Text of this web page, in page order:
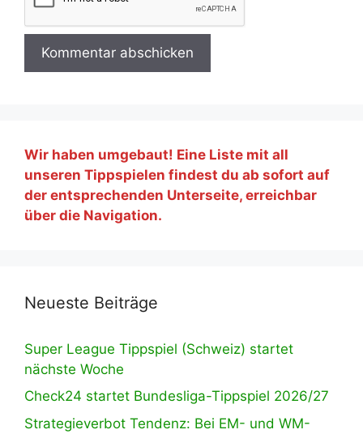
Wir haben umgebaut! Eine Liste mit all
unseren Tippspielen findest du ab sofort auf
der entsprechenden Unterseite, erreichbar
über die Navigation.
Neueste Beiträge
Super League Tippspiel (Schweiz) startet
nächste Woche
Check24 startet Bundesliga-Tippspiel 2026/27
Strategieverbot Tendenz: Bei EM- und WM-